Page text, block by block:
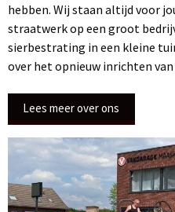
hebben. Wij staan altijd voor
straatwerk op een groot
sierbestrating in een kleine
over het opnieuw inrichten
Lees meer over ons